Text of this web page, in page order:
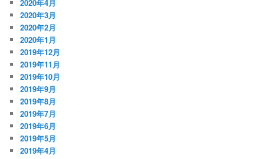
2020年4月
2020年3月
2020年2月
2020年1月
2019年12月
2019年11月
2019年10月
2019年9月
2019年8月
2019年7月
2019年6月
2019年5月
2019年4月